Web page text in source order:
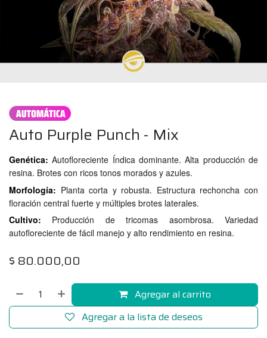
Auto Purple Punch - Mix
Genética: Autofloreciente Índica dominante. Alta producción de
resina. Brotes con ricos tonos morados y azules.
Morfología: Planta corta y robusta. Estructura rechoncha con
floración central fuerte y múltiples brotes laterales.
Cultivo:
Producción de tricomas asombrosa. Variedad
autofloreciente de fácil manejo y alto rendimiento en resina.
$ 80.000,00
Agregar al carrito
Agregar a la lista de deseos